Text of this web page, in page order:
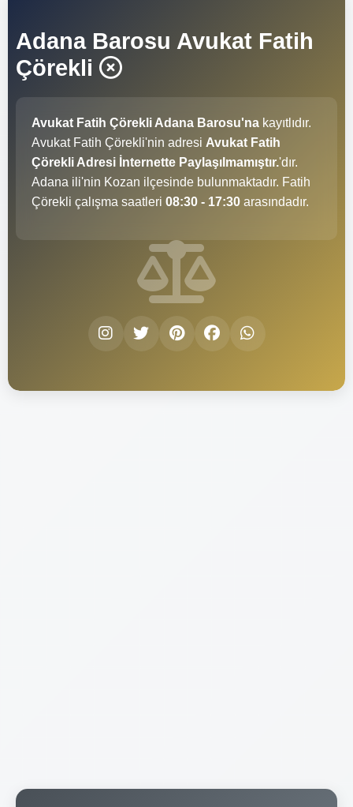
Adana Barosu Avukat Fatih
Çörekli
Avukat Fatih Çörekli Adana Barosu'na kayıtlıdır.
Avukat Fatih Çörekli'nin adresi Avukat Fatih
Çörekli Adresi İnternette Paylaşılmamıştır.'dır.
Adana ili'nin Kozan ilçesinde bulunmaktadır. Fatih
Çörekli çalışma saatleri 08:30 - 17:30 arasındadır.